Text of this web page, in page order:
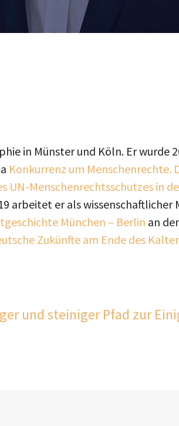
in Münster und Köln. Er wurde
Konkurrenz um Menschenrechte.
UN-Menschenrechtsschutzes in
arbeitet er als wissenschaftlicher
München – Berlin an
Zukünfte am Ende des
und steiniger Pfad zur